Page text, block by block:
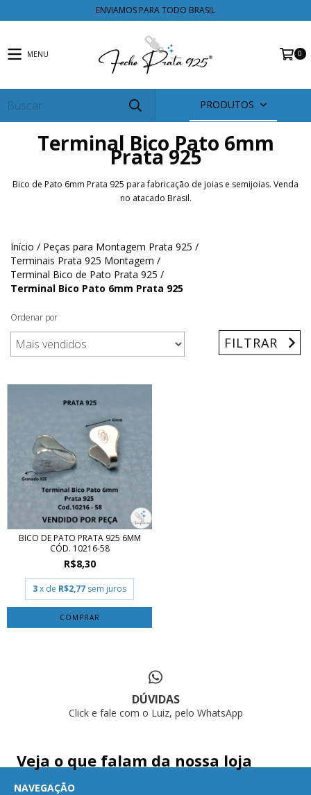
ENVIAMOS PARA TODO BRASIL
MENU 0
PRODUTOS
Terminal Bico Pato 6mm
Prata 925
Bico de Pato 6mm Prata 925 para fabricação de joias e semijoias. Venda
no atacado Brasil.
Início / Peças para Montagem Prata 925 /
Terminais Prata 925 Montagem /
Terminal Bico de Pato Prata 925 /
Terminal Bico Pato 6mm Prata 925
Ordenar por
FILTRAR
BICO DE PATO PRATA 925 6MM
CÓD. 10216-58
R$8,30
3x de R$2,77 sem juros
DÚVIDAS
Click e fale com o Luiz, pelo WhatsApp
Veja o que falam da nossa loja
NAVEGAÇÃO